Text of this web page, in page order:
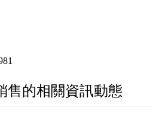
售的相關資訊動態